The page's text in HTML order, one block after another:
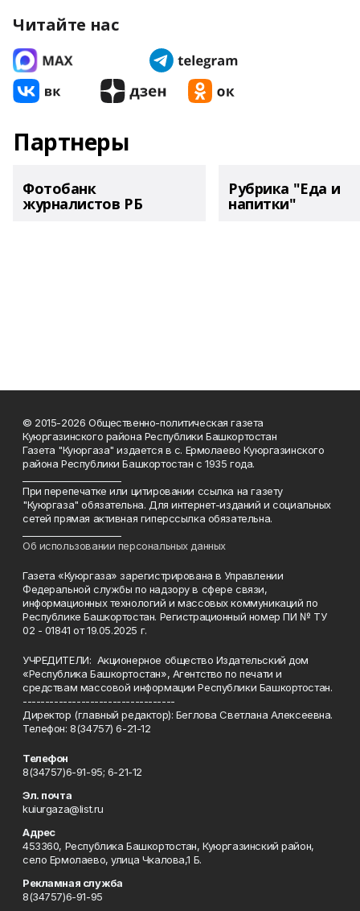
Читайте нас
Партнеры
Фотобанк
журналистов РБ
Рубрика "Еда и
напитки"
© 2015-2026 Общественно-политическая газета
Куюргазинского района Республики Башкортостан
Газета "Куюргаза" издается в с. Ермолаево Куюргазинского
района Республики Башкортостан с 1935 года.
При перепечатке или цитировании ссылка на газету
"Куюргаза" обязательна. Для интернет-изданий и социальных
сетей прямая активная гиперссылка обязательна.
Об использовании персональных данных
Газета «Куюргаза» зарегистрирована в Управлении
Федеральной службы по надзору в сфере связи,
информационных технологий и массовых коммуникаций по
Республике Башкортостан. Регистрационный номер ПИ № ТУ
02 - 01841 от 19.05.2025 г.
УЧРЕДИТЕЛИ: Акционерное общество Издательский дом
«Республика Башкортостан», Агентство по печати и
средствам массовой информации Республики Башкортостан.
----------------------------------
Директор (главный редактор): Беглова Светлана Алексеевна.
Телефон: 8(34757) 6-21-12
Телефон
8(34757)6-91-95; 6-21-12
Эл. почта
kuiurgaza@list.ru
Адрес
453360, Республика Башкортостан, Куюргазинский район,
село Ермолаево, улица Чкалова,1 Б.
Рекламная служба
8(34757)6-91-95